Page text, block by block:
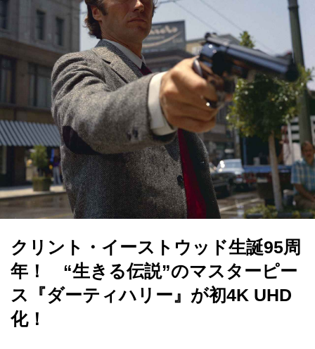
クリント・イーストウッド生誕95周
年！ “生きる伝説”のマスターピー
ス『ダーティハリー』が初4K UHD
化！